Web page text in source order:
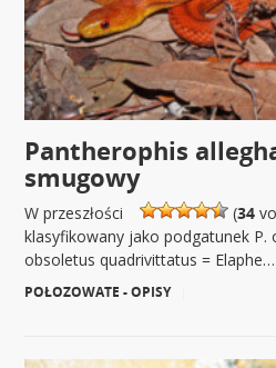
Pantherophis
smugowy
(34
W przeszłości
klasyfikowany jako podgatunek P.
obsoletus quadrivittatus = Elaphe…
POŁOZOWATE - OPISY